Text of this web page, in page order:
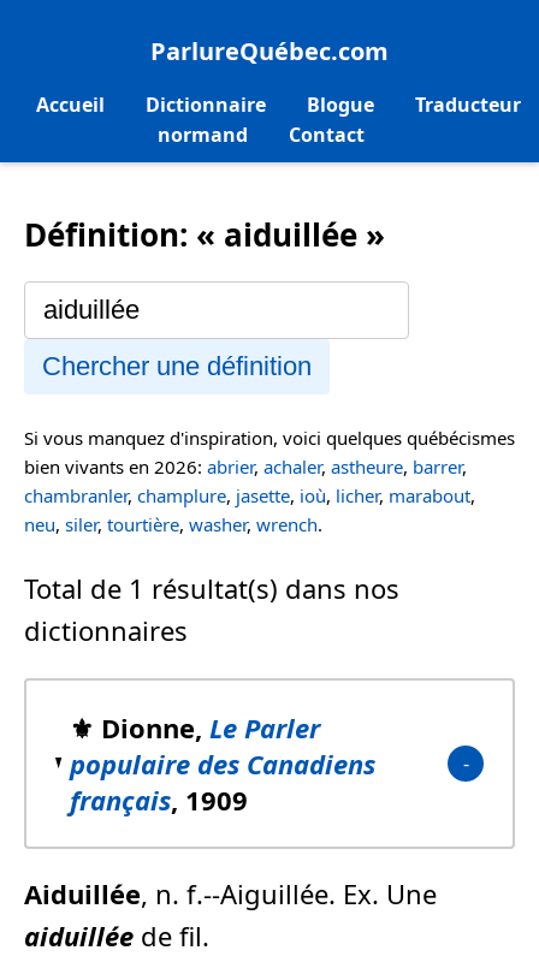
ParlureQuébec.com
Accueil Dictionnaire Blogue
Traducteur
normand
Contact
Définition: « aiduillée »
Chercher une définition
Si vous manquez d'inspiration, voici quelques québécismes
bien vivants en 2026: abrier, achaler, astheure, barrer,
chambranler, champlure, jasette, ioù, licher, marabout,
neu, siler, tourtière, washer, wrench.
Total de 1 résultat(s) dans nos
dictionnaires
⚜️ Dionne, Le Parler
populaire des Canadiens
français, 1909
Aiduillée, n. f.--Aiguillée. Ex. Une
aiduillée de fil.